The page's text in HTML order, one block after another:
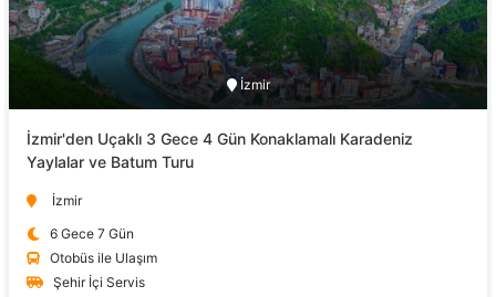
İzmir
İzmir'den Uçaklı 3 Gece 4 Gün Konaklamalı Karadeniz
Yaylalar ve Batum Turu
İzmir
6 Gece 7 Gün
Otobüs ile Ulaşım
Şehir İçi Servis